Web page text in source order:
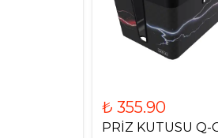
₺ 355.90
PRİZ KUTUSU Q-